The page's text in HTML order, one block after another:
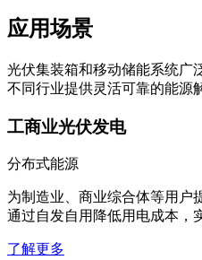
应用场景
光伏集装箱和移动储能系统广
不同行业提供灵活可靠的能源
工商业光伏发电
分布式能源
为制造业、商业综合体等用户
通过自发自用降低用电成本，
了解更多